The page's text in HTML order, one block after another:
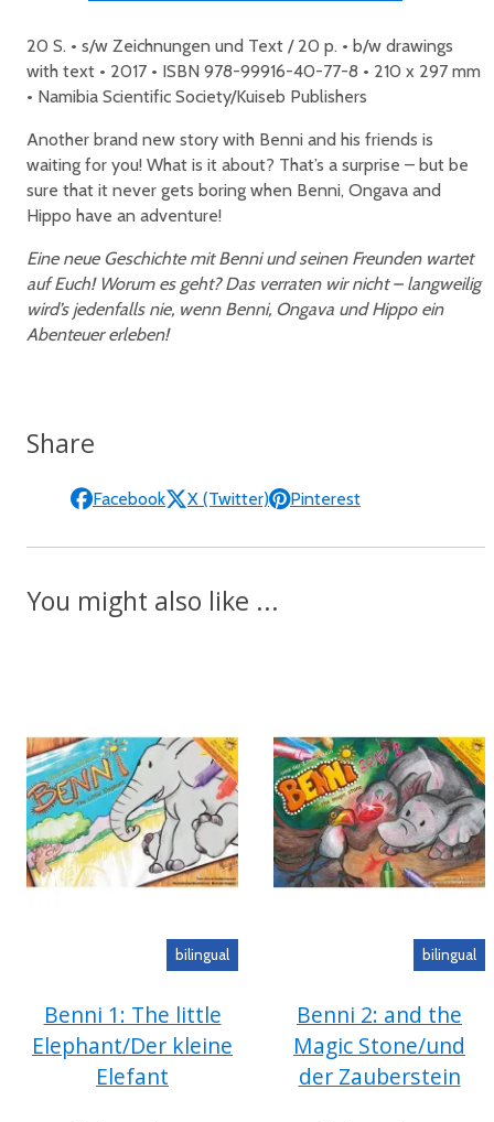
20 S. • s/w Zeichnungen und Text / 20 p. • b/w drawings
with text • 2017 • ISBN 978-99916-40-77-8 • 210 x 297 mm
• Namibia Scientific Society/Kuiseb Publishers
Another brand new story with Benni and his friends is
waiting for you! What is it about? That’s a surprise – but be
sure that it never gets boring when Benni, Ongava and
Hippo have an adventure!
Eine neue Geschichte mit Benni und seinen Freunden wartet
auf Euch! Worum es geht? Das verraten wir nicht – langweilig
wird’s jedenfalls nie, wenn Benni, Ongava und Hippo ein
Abenteuer erleben!
Share
Facebook X (Twitter) Pinterest
You might also like ...
bilingual
Benni 1: The little
Elephant/Der kleine
Elefant
bilingual
Benni 2: and the
Magic Stone/und
der Zauberstein